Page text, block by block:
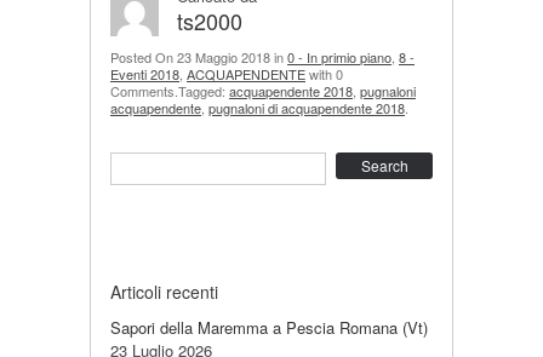
ts2000
Posted On 23 Maggio 2018 in0 - In primio piano 8 -
Eventi 2018 ACQUAPENDENTEwith 0
Comments.Tagged: acquapendente 2018 pugnaloni
acquapendente pugnaloni di acquapendente 2018
Articoli recenti
Sapori della Maremma a Pescia Romana (Vt)
23 Luglio 2026